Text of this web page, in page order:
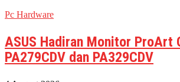
Pc Hardware
ASUS Hadiran Monitor ProArt
PA279CDV dan PA329CDV